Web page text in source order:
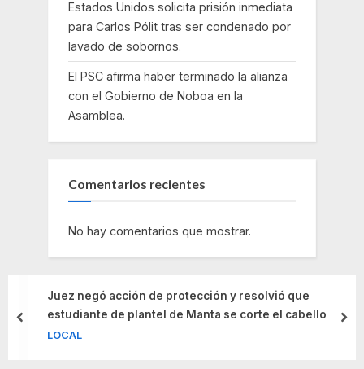
Estados Unidos solicita prisión inmediata
para Carlos Pólit tras ser condenado por
lavado de sobornos.
El PSC afirma haber terminado la alianza
con el Gobierno de Noboa en la
Asamblea.
Comentarios recientes
No hay comentarios que mostrar.
de protección y resolvió que
plantel de Manta se corte el cabello
Unidad
prev